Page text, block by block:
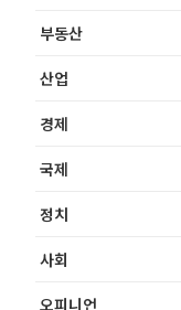
부동산
산업
경제
국제
정치
사회
오피니언